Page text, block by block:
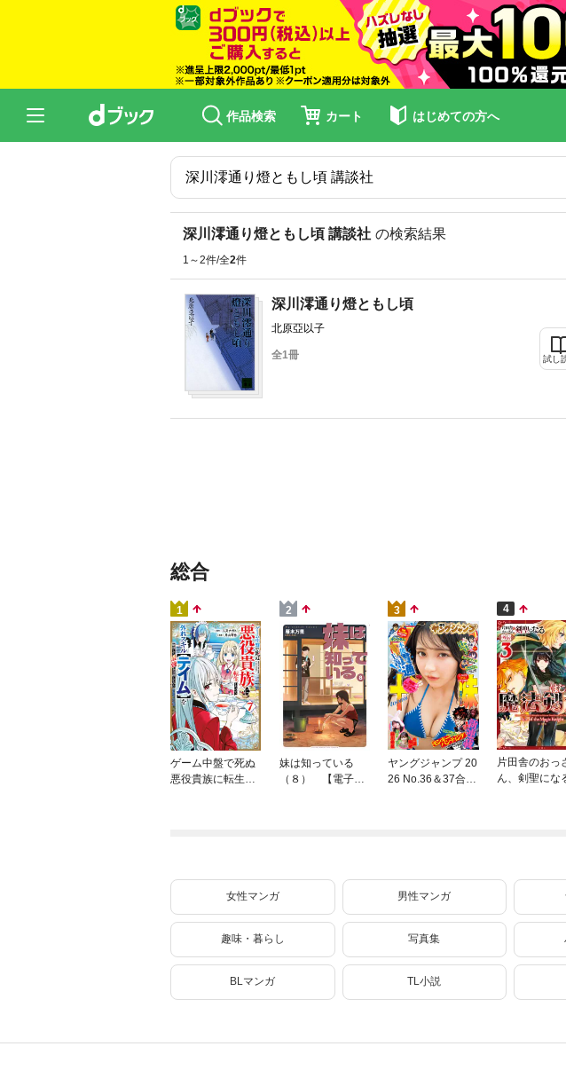
作品検索 カート はじめての方へ
深川澪通り燈ともし頃 講談社 の検索結果
1～2件/全2件
深川澪通り燈ともし頃
北原亞以子
全1冊 試し
総合
1
ゲーム中盤で死ぬ
悪役貴族に転生し
2
妹は知っている
（８） 【電子限
3
ヤングジャンプ 20
26 No.36＆37合併
4
片田舎のおっ
ん、剣聖にな
女性マンガ 男性マンガ
趣味・暮らし 写真集
BLマンガ TL小説